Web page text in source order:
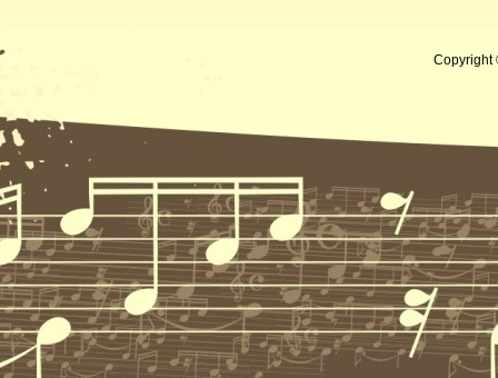
Copyright